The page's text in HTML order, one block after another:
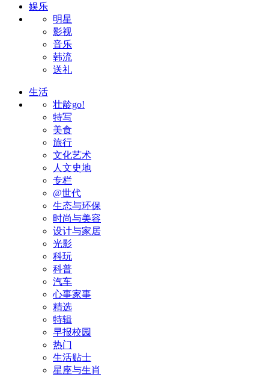
娱乐
明星
影视
音乐
韩流
送礼
生活
壮龄go!
特写
美食
旅行
文化艺术
人文史地
专栏
@世代
生态与环保
时尚与美容
设计与家居
光影
科玩
科普
汽车
心事家事
精选
特辑
早报校园
热门
生活贴士
星座与生肖